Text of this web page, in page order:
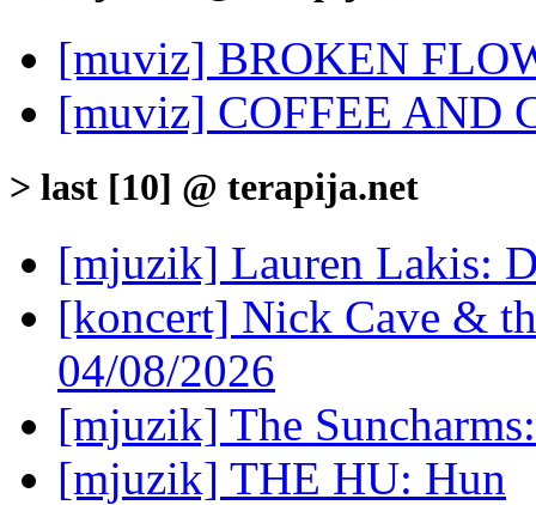
[muviz] BROKEN
[muviz] COFFEE AND
> last [10] @ terapija.net
[mjuzik] Lauren Lakis:
[koncert] Nick Cave &
04/08/2026
[mjuzik] The
[mjuzik] THE HU: Hun